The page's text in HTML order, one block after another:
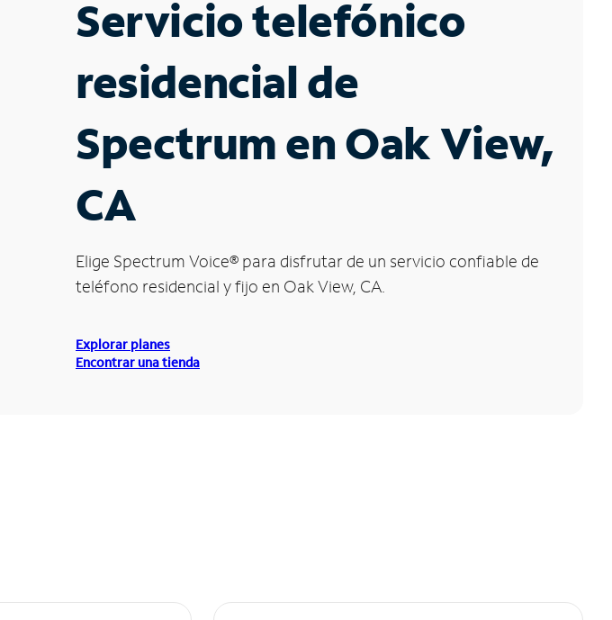
Servicio telefónico
residencial de
Spectrum en Oak View,
CA
Elige Spectrum Voice® para disfrutar de un servicio confiable de
teléfono residencial y fijo en Oak View, CA.
Explorar planes
Encontrar una tienda